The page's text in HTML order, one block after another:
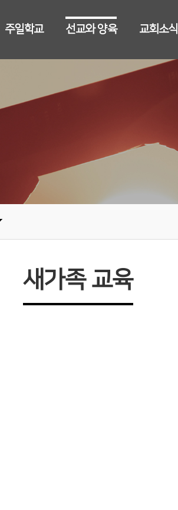
주일학교 선교와 양육 교회소식
새가족 교육